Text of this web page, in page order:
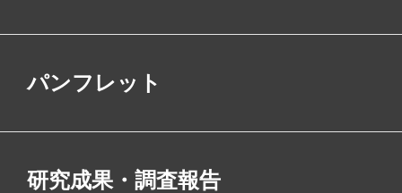
パンフレット
研究成果・調査報告